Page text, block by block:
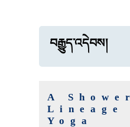
བརྒྱུད་འདེབས།
A
Yoga